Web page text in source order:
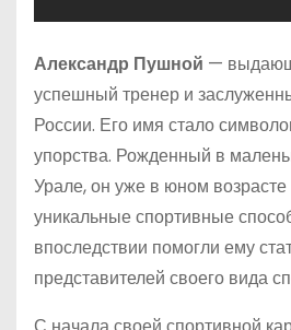
Александр Пушной —
успешный тренер и
России. Его имя стало
упорства. Рожденный в
Урале, он уже в юном
уникальные спортивные
впоследствии помогли ему
представителей своего вида